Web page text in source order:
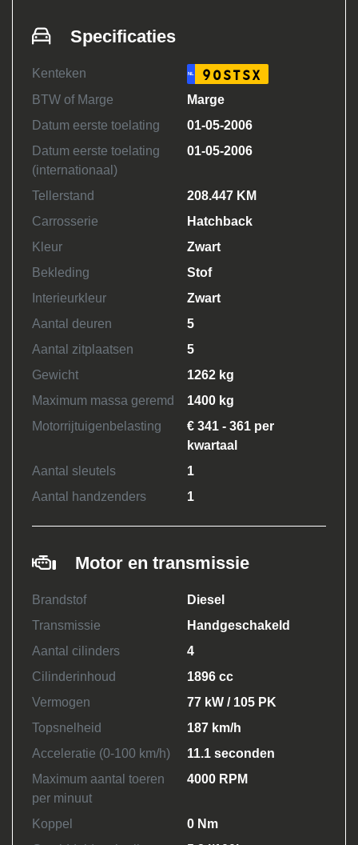
Specificaties
Kenteken NL 90STSX
BTW of Marge
Marge
Datum eerste toelating
01-05-2006
Datum eerste toelating
(internationaal)
01-05-2006
Tellerstand
208.447 KM
Carrosserie
Hatchback
Kleur
Zwart
Bekleding
Stof
Interieurkleur
Zwart
Aantal deuren
5
Aantal zitplaatsen
5
Gewicht
1262 kg
Maximum massa geremd
1400 kg
Motorrijtuigenbelasting
€ 341 - 361 per
kwartaal
Aantal sleutels
1
Aantal handzenders
1
Motor en transmissie
Brandstof
Diesel
Transmissie
Handgeschakeld
Aantal cilinders
4
Cilinderinhoud
1896 cc
Vermogen
77 kW / 105 PK
Topsnelheid
187 km/h
Acceleratie (0-100 km/h)
11.1 seconden
Maximum aantal toeren
per minuut
4000 RPM
Koppel
0 Nm